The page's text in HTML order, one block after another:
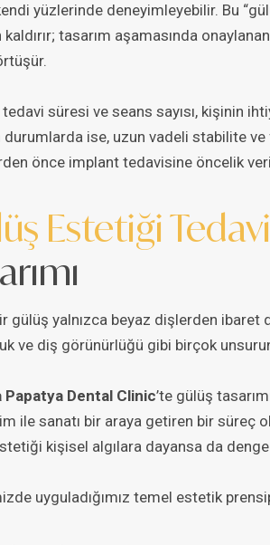
yüzlerinde deneyimleyebilir. Bu
tasarım aşamasında
süresi ve seans sayısı, kişinin
durumlarda ise, uzun vadeli stabilite
önce implant tedavisine öncelik
Estetiği
gülüş yalnızca beyaz dişlerden ibaret
ve diş görünürlüğü gibi birçok
Papatya Dental Clinic’te gülüş
ile sanatı bir araya getiren bir süreç
kişisel algılara dayansa da
uyguladığımız temel estetik